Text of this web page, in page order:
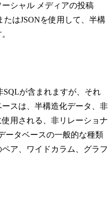
シャル メディアの投稿
はJSONを使用して、半構
が含まれますが、それ
スは、半構造化データ、非
用される、非リレーショナ
ータベースの一般的な種類
ア、ワイドカラム、グラフ